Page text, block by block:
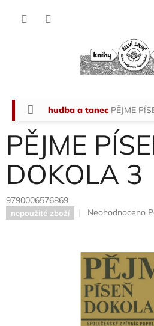
Domů
hudba a tanec PĚJME
PĚJME
DOKOLA 3
9790006576869
nepoužité zboží
Průměrné
0,0
5
hvězdiček.
Neohodnoceno